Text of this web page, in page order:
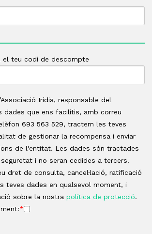
el teu codi de descompte
Irídia, responsable del
dades que ens facilitis, amb correu
693 563 529, tractem les teves
de gestionar la recompensa i enviar
de l'entitat. Les dades són tractades
i no seran cedides a tercers.
dret de consulta, cancel·lació, ratificació
teves dades en qualsevol moment, i
sobre la nostra política de protecció.
*